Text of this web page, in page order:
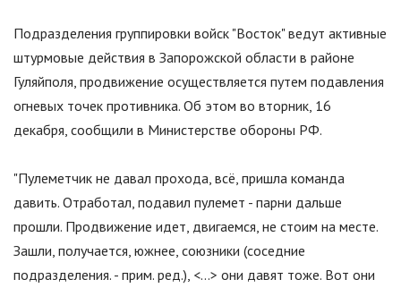
Подразделения группировки войск "Восток"ведут активные
штурмовые действия в Запорожской области в районе
Гуляйполя, продвижение осуществляется путем подавления
огневых точек противника. Об этом во вторник, 16
декабря, сообщили в Министерстве обороны РФ.
"Пулеметчик не давал прохода, всё, пришла команда
давить. Отработал, подавил пулемет - парни дальше
прошли. Продвижение идет, двигаемся, не стоим на месте.
Зашли, получается, южнее, союзники (соседние
подразделения. - прим. ред.), <…> они давят тоже. Вот они